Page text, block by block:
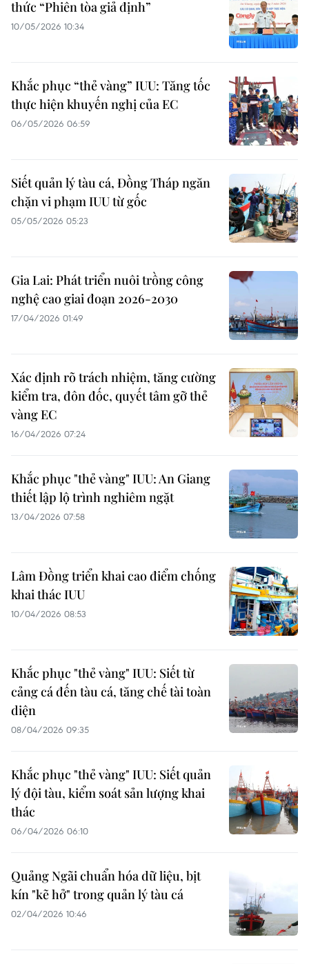
thức “Phiên tòa giả định”
10/05/2026 10:34
Khắc phục “thẻ vàng” IUU: Tăng tốc
thực hiện khuyến nghị của EC
06/05/2026 06:59
Siết quản lý tàu cá, Đồng Tháp ngăn
chặn vi phạm IUU từ gốc
05/05/2026 05:23
Gia Lai: Phát triển nuôi trồng công
nghệ cao giai đoạn 2026-2030
17/04/2026 01:49
Xác định rõ trách nhiệm, tăng cường
kiểm tra, đôn đốc, quyết tâm gỡ thẻ
vàng EC
16/04/2026 07:24
Khắc phục "thẻ vàng" IUU: An Giang
thiết lập lộ trình nghiêm ngặt
13/04/2026 07:58
Lâm Đồng triển khai cao điểm chống
khai thác IUU
10/04/2026 08:53
Khắc phục "thẻ vàng" IUU: Siết từ
cảng cá đến tàu cá, tăng chế tài toàn
diện
08/04/2026 09:35
Khắc phục "thẻ vàng" IUU: Siết quản
lý đội tàu, kiểm soát sản lượng khai
thác
06/04/2026 06:10
Quảng Ngãi chuẩn hóa dữ liệu, bịt
kín "kẽ hở" trong quản lý tàu cá
02/04/2026 10:46